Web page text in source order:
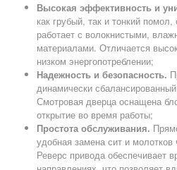
Высокая эффективность и
как грубый, так и тонкий
работает с волокнистыми,
материалами. Отличается
низком энергопотреблении;
Надежность и безопасность.
динамически
Смотровая дверца оснащена
открытие во время работы;
Простота обслуживания.
удобная замена сит и
Реверс привода обеспечивает